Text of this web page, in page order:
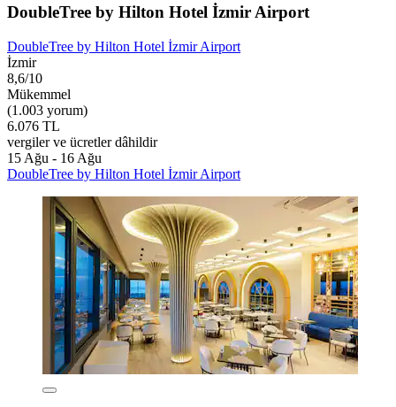
DoubleTree by Hilton Hotel İzmir Airport
DoubleTree by Hilton Hotel İzmir Airport
İzmir
8,6/10
Mükemmel
(1.003 yorum)
6.076 TL
vergiler ve ücretler dâhildir
15 Ağu - 16 Ağu
DoubleTree by Hilton Hotel İzmir Airport